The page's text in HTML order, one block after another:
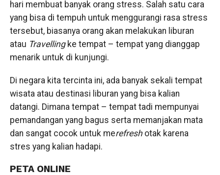
hari membuat banyak orang stress. Salah satu cara
yang bisa di tempuh untuk menggurangi rasa stress
tersebut, biasanya orang akan melakukan liburan
atau Travellingke tempat – tempat yang dianggap
menarik untuk di kunjungi.
Di negara kita tercinta ini, ada banyak sekali tempat
wisata atau destinasi liburan yang bisa kalian
datangi. Dimana tempat – tempat tadi mempunyai
pemandangan yang bagus serta memanjakan mata
dan sangat cocok untuk merefreshotak karena
stres yang kalian hadapi.
PETA ONLINE